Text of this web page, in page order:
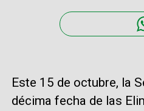
Este 15 de octubre, la
décima fecha de las